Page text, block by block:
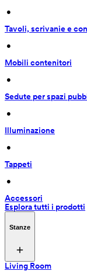
•
Tavoli, scrivanie e
•
Mobili contenitori
•
Sedute per spazi
•
Illuminazione
•
Tappeti
•
Accessori
Esplora tutti i prodotti
Stanze
Living Room